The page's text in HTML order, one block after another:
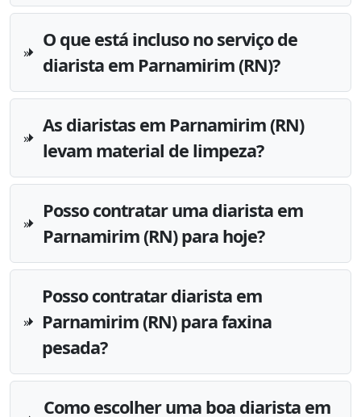
O que está incluso no serviço de
diarista em Parnamirim (RN)?
As diaristas em Parnamirim (RN)
levam material de limpeza?
Posso contratar uma diarista em
Parnamirim (RN) para hoje?
Posso contratar diarista em
Parnamirim (RN) para faxina
pesada?
Como escolher uma boa diarista em